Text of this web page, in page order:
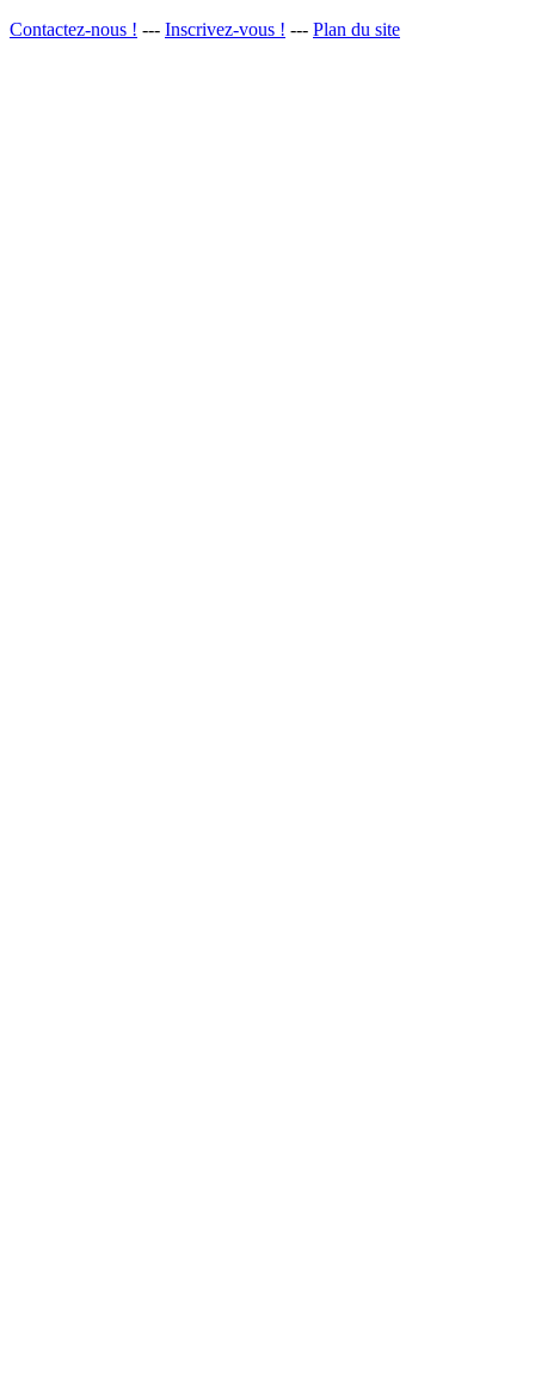
Contactez-nous ! --- Inscrivez-vous ! --- Plan du site